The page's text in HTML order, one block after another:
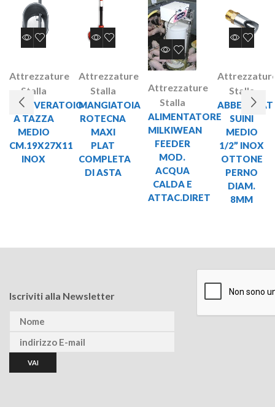
Attrezzature
Stalla
ABBEVERATOIO
A TAZZA
MEDIO
CM.19X27X11
INOX
Attrezzature
Stalla
MANGIATOIA
ROTECNA
MAXI
PLAT
COMPLETA
DI ASTA
Attrezzature
Stalla
ALIMENTATORE
MILKIWEAN
FEEDER
MOD.
ACQUA
CALDA E
ATTAC.DIRET
Stalla
SUINI
MEDIO
1/2” INOX
OTTONE
PERNO
DIAM.
8MM
Iscriviti alla Newsletter